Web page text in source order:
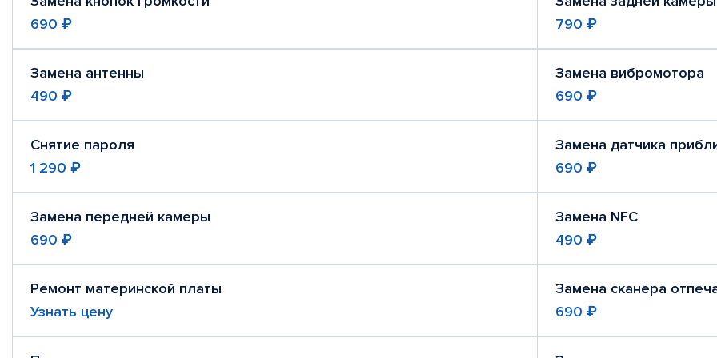
690 ₽
790 ₽
Замена антенны
490 ₽
Замена вибромотора
690 ₽
Снятие пароля
1 290 ₽
Замена датчика
690 ₽
Замена передней камеры
690 ₽
Замена NFC
490 ₽
Ремонт материнской платы
Узнать цену
Замена сканера
690 ₽